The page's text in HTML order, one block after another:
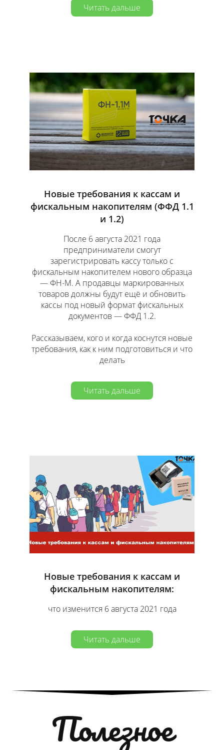
Читать дальше
Новые требования к кассам и
фискальным накопителям (ФФД 1.1
и 1.2)
После 6 августа 2021 года
предприниматели смогут
зарегистрировать кассу только с
фискальным накопителем нового образца
— ФН-М. А продавцы маркированных
товаров должны будут ещё и обновить
кассы под новый формат фискальных
документов — ФФД 1.2.
Рассказываем, кого и когда коснутся новые
требования, как к ним подготовиться и что
делать
Читать дальше
Новые требования к кассам и
фискальным накопителям:
что изменится 6 августа 2021 года
Читать дальше
Полезное